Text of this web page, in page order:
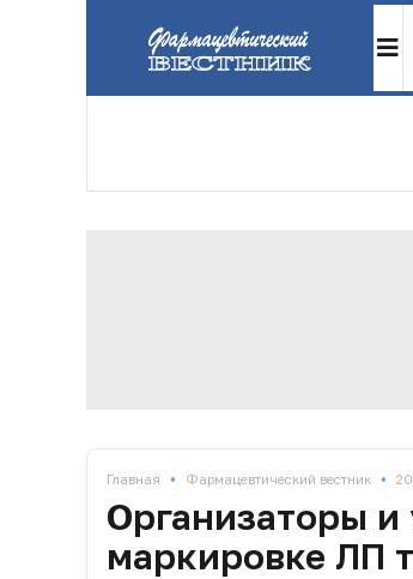
Главная • Фармацевтический вестник •
Организаторы и
маркировке ЛП